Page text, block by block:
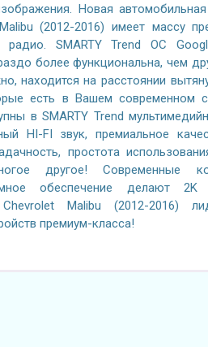
Новая автомобильная
(2012-2016) имеет массу
радио. SMARTY Trend ОС
более функциональна, чем
находится на расстоянии
есть в Вашем современном
в SMARTY Trend
HI-FI звук, премиальное
простота
другое! Современные
обеспечение делают 2K
Malibu (2012-2016)
премиум-класса!